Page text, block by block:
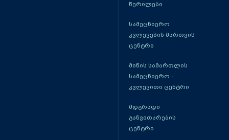
წერილები
სამეცნიერო
კვლევების მართვის
ცენტრი
მიწის სამართლის
სამეცნიერო -
კვლევითი ცენტრი
მდგრადი
განვითარების
ცენტრი